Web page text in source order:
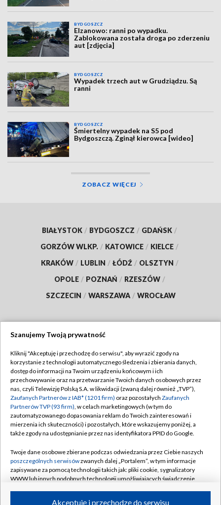
BYDGOSZCZ
Elzanowo: ranni po wypadku.
Zablokowana została droga po zderzeniu
aut [zdjęcia]
BYDGOSZCZ
Wypadek trzech aut w Grudziądzu. Są
ranni
BYDGOSZCZ
Śmiertelny wypadek na S5 pod
Bydgoszczą. Zginął kierowca [wideo]
ZOBACZ WIĘCEJ
BIAŁYSTOK / BYDGOSZCZ / GDAŃSK /
GORZÓW WLKP. / KATOWICE / KIELCE /
KRAKÓW / LUBLIN / ŁÓDŹ / OLSZTYN /
OPOLE / POZNAŃ / RZESZÓW /
SZCZECIN / WARSZAWA / WROCŁAW
TVP
Abonament TVP
Emisja w TVP
Centrum informacji TVP
Naziemna Telewizja Cyfrowa
Rada Programowa
System NOS
Informacje o nadawcy
Regulamin TVP
Polityka prywatności
Moje zgody
Pomoc
Kontakt
Kanały
Szanujemy Twoją prywatność
Kliknij "Akceptuję i przechodzę do serwisu", aby wyrazić zgody na
korzystanie z technologii automatycznego śledzenia i zbierania danych,
dostęp do informacji na Twoim urządzeniu końcowym i ich
przechowywanie oraz na przetwarzanie Twoich danych osobowych przez
nas, czyli Telewizję Polską S.A. w likwidacji (zwaną dalej również „TVP”),
Zaufanych Partnerów z IAB* (1201 firm) oraz pozostałych Zaufanych
Partnerów TVP (93 firm), w celach marketingowych (w tym do
zautomatyzowanego dopasowania reklam do Twoich zainteresowań i
mierzenia ich skuteczności) i pozostałych, które wskazujemy poniżej, a
także zgody na udostępnianie przez nas identyfikatora PPID do Google.
Twoje dane osobowe zbierane podczas odwiedzania przez Ciebie naszych
poszczególnych serwisówzwanych dalej „Portalem”, w tym informacje
zapisywane za pomocą technologii takich jak: pliki cookie, sygnalizatory
WWW lub innych podobnych technologii umożliwiających świadczenie
Akceptuję i przechodzę do serwisu